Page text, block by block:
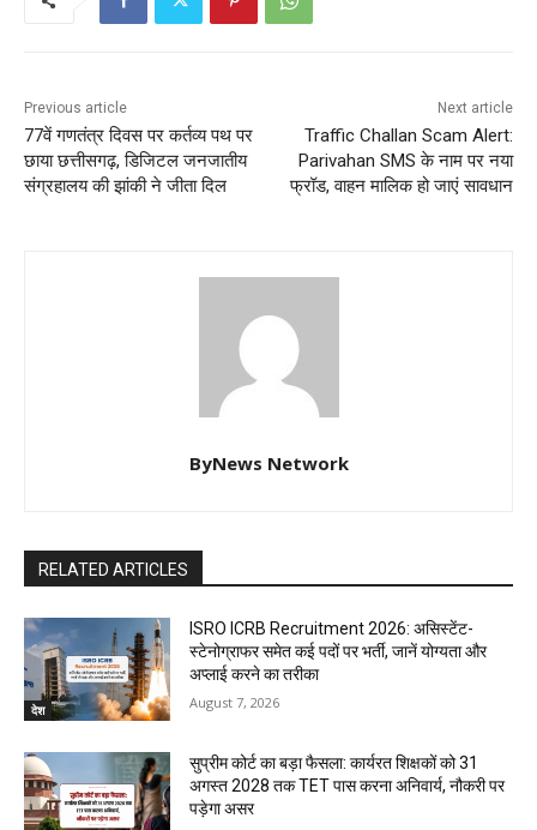
Previous article
77वें गणतंत्र दिवस पर कर्तव्य पथ पर
छाया छत्तीसगढ़, डिजिटल जनजातीय
संग्रहालय की झांकी ने जीता दिल
Next article
Traffic Challan Scam Alert:
Parivahan SMS के नाम पर नया
फ्रॉड, वाहन मालिक हो जाएं सावधान
ByNews Network
RELATED ARTICLES
देश
ISRO ICRB Recruitment 2026: असिस्टेंट-
स्टेनोग्राफर समेत कई पदों पर भर्ती, जानें योग्यता और
अप्लाई करने का तरीका
August 7, 2026
सुप्रीम कोर्ट का बड़ा फैसला: कार्यरत शिक्षकों को 31
अगस्त 2028 तक TET पास करना अनिवार्य, नौकरी पर
पड़ेगा असर